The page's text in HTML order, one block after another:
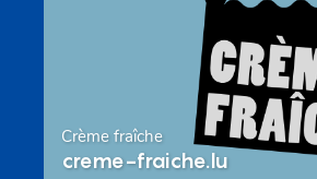
Crème fraîche
creme-fraiche.lu